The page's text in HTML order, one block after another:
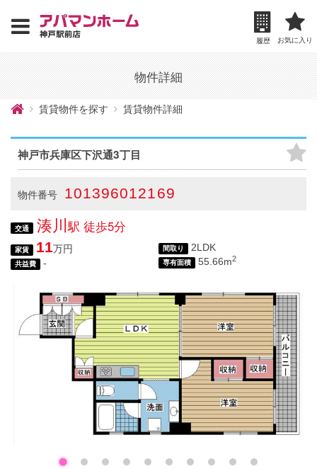
お気に入り
履歴
物件詳細
賃貸物件を探す 賃貸物件詳細
神戸市兵庫区下沢通3丁目
物件番号 101396012169
交通 湊川駅 徒歩5分
家賃 11万円
共益費 -
間取り 2LDK
専有面積 55.66m2